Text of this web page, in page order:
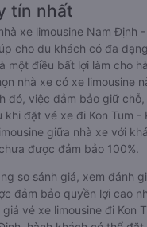
tín nhất
xe limousine Nam Định
cho du khách có đa
một điều bất lợi làm cho
nhà xe có xe limousine
đó, việc đảm bảo giữ
khi đặt vé xe đi Kon Tum -
giữa nhà xe với
được đảm bảo 100%.
so sánh giá, xem đánh
đảm bảo quyền lợi cao
vé xe limousine đi Kon